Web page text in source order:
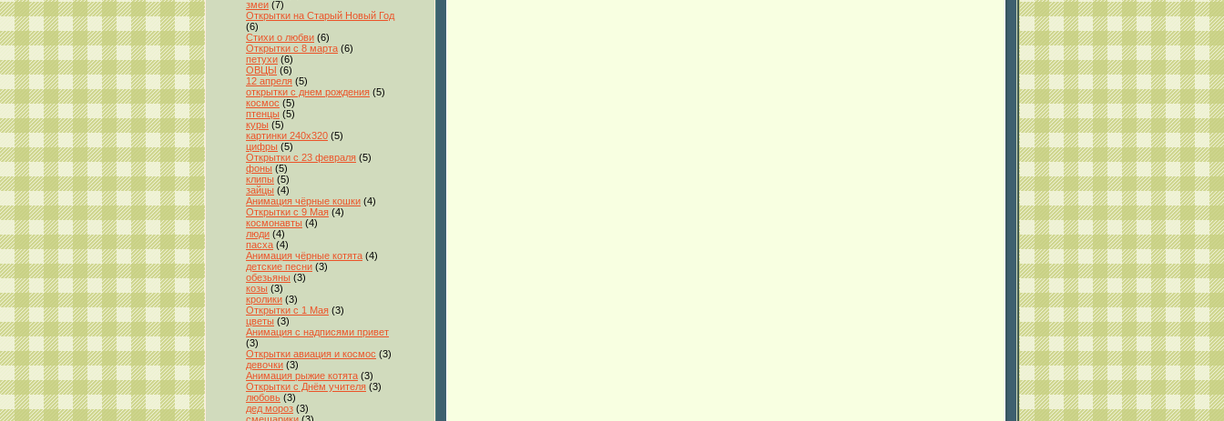
змеи (7)
Открытки на Старый Новый Год
(6)
Стихи о любви (6)
Открытки с 8 марта (6)
петухи (6)
ОВЦЫ (6)
12 апреля (5)
открытки с днем рождения (5)
космос (5)
птенцы (5)
куры (5)
картинки 240x320 (5)
цифры (5)
Открытки с 23 февраля (5)
фоны (5)
клипы (5)
зайцы (4)
Анимация чёрные кошки (4)
Открытки с 9 Мая (4)
космонавты (4)
люди (4)
пасха (4)
Анимация чёрные котята (4)
детские песни (3)
обезьяны (3)
козы (3)
кролики (3)
Открытки с 1 Мая (3)
цветы (3)
Анимация с надписями привет
(3)
Открытки авиация и космос (3)
девочки (3)
Анимация рыжие котята (3)
Открытки с Днём учителя (3)
любовь (3)
дед мороз (3)